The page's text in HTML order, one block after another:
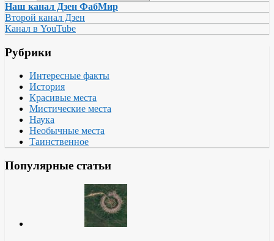
Наш канал Дзен ФабМир
Второй канал Дзен
Канал в YouTube
Рубрики
Интересные факты
История
Красивые места
Мистические места
Наука
Необычные места
Таинственное
Популярные статьи